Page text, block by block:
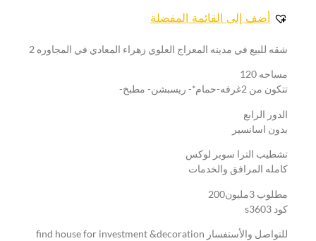
أضف إلى القائمة المفضلة
شقه للبيع في مدينه المعراج العلوي زهراء المعادي في المجاوره 2
مساحه 120
تتكون من 2غرفه-حمام*- ريسبشن- مطبخ-
الدور الرابع
بدون اسانسير
تشطيب الترا سوبر لوكس
كامله المرافق والخدمات
مطلوب 3مليون200
كود s3603
للتواصل والأستفسار find house for investment &decoration